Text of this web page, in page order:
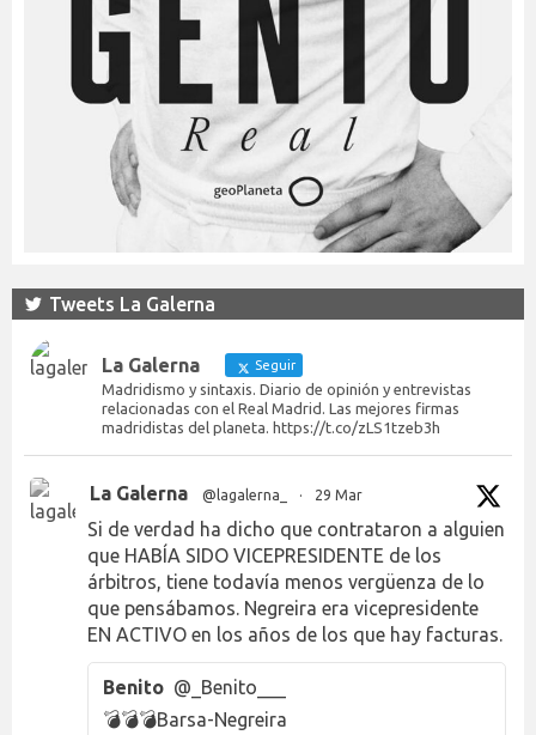
Tweets La Galerna
La Galerna Seguir
Madridismo y sintaxis. Diario de opinión y entrevistas
relacionadas con el Real Madrid. Las mejores firmas
madridistas del planeta. https://t.co/zLS1tzeb3h
La Galerna @lagalerna_ · 29 Mar
Si de verdad ha dicho que contrataron a alguien
que HABÍA SIDO VICEPRESIDENTE de los
árbitros, tiene todavía menos vergüenza de lo
que pensábamos. Negreira era vicepresidente
EN ACTIVO en los años de los que hay facturas.
Benito @_Benito___
💣💣💣Barsa-Negreira